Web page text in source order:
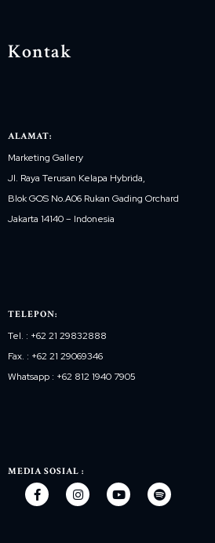
Kontak
ALAMAT:
Marketing Gallery
Jl. Raya Terusan Kelapa Hybrida,
Blok GOS No.A06 Rukan Gading Orchard
Jakarta 14140 – Indonesia
TELEPON:
Tel. : +62 21 29832888
Fax. : +62 21 29069346
Whatsapp : +62 812 1940 7905
MEDIA SOSIAL :